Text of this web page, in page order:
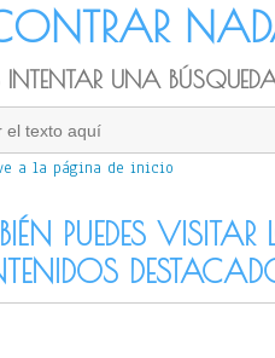
INTENTAR UNA
a la página de inicio
PUEDES